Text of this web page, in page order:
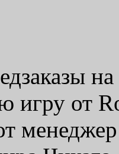
игру от
менеджер